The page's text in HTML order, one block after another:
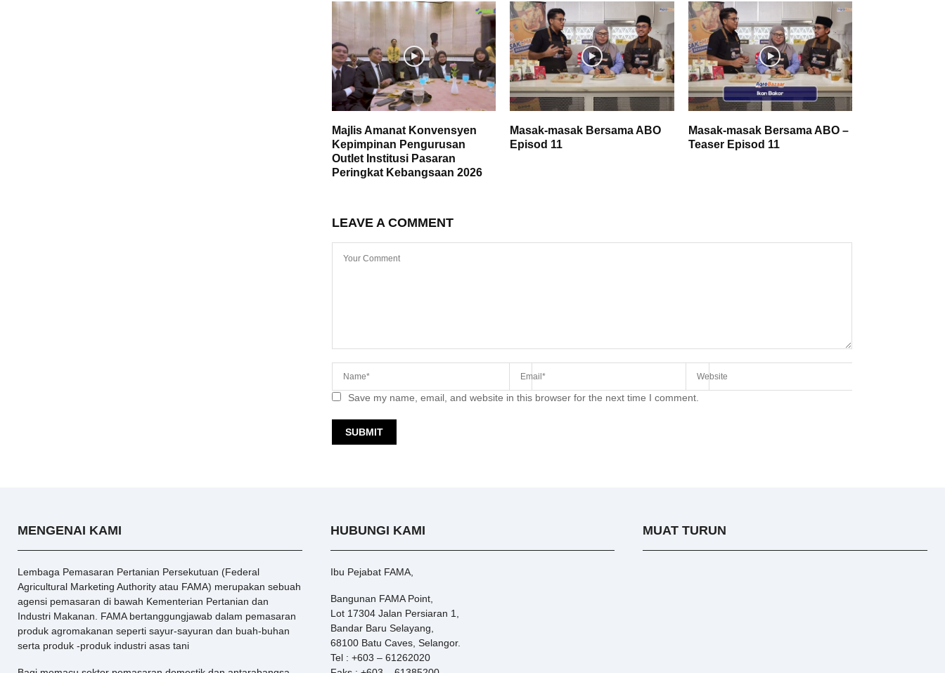
Majlis Amanat Konvensyen
Kepimpinan Pengurusan
Outlet Institusi Pasaran
Peringkat Kebangsaan 2026
Masak-masak Bersama ABO
Episod 11
Masak-masak Bersama ABO –
Teaser Episod 11
LEAVE A COMMENT
Save my name, email, and website in this browser for the next time I comment.
MENGENAI KAMI
Lembaga Pemasaran Pertanian Persekutuan (Federal
Agricultural Marketing Authority atau FAMA) merupakan sebuah
agensi pemasaran di bawah Kementerian Pertanian dan
Industri Makanan. FAMA bertanggungjawab dalam pemasaran
produk agromakanan seperti sayur-sayuran dan buah-buhan
serta produk -produk industri asas tani
HUBUNGI KAMI
Ibu Pejabat FAMA,
Bangunan FAMA Point,
Lot 17304 Jalan Persiaran 1,
Bandar Baru Selayang,
68100 Batu Caves, Selangor.
Tel : +603 – 61262020
MUAT TURUN